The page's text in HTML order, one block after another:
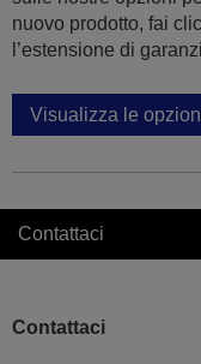
nuovo prodotto, fai
l’estensione di
Visualizza le
Contattaci
Contattaci